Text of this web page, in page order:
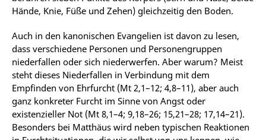
Hände, Knie, Füße und Zehen) gleichzeitig den Boden.
Auch in den kanonischen Evangelien ist davon zu lesen,
dass verschiedene Personen und Personengruppen
niederfallen oder sich niederwerfen. Aber warum? Meist
steht dieses Niederfallen in Verbindung mit dem
Empfinden von Ehrfurcht (Mt 2,1–12; 4,8–11), aber auch
ganz konkreter Furcht im Sinne von Angst oder
existenzieller Not (Mt 8,1–4; 9,18–26; 15,21–28; 17,14–21).
Besonders bei Matthäus wird neben typischen Reaktionen